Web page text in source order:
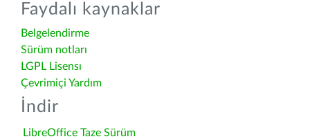
Faydalı kaynaklar
Belgelendirme
Sürüm notları
LGPL Lisensı
Çevrimiçi Yardım
İndir
LibreOffice Taze Sürüm